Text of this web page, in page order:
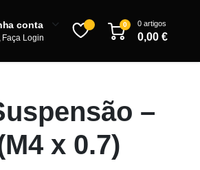
conta
Faça Login
0 0 artigos
0,00€
–
x 0.7)
Inscrever-se